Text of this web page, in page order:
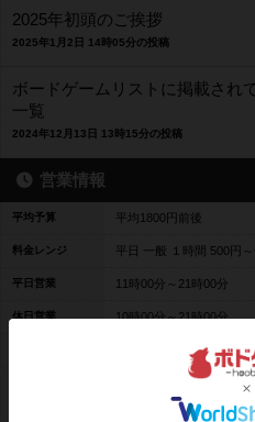
2025年初頭のご挨拶
2025年1月2日 14時05分の投稿
ボードゲームリストに掲載され
一覧
2024年12月13日 13時15分の投稿
営業情報
平均予算 平均1800円前後
料金レンジ 平日 一般 １時間 500円
平日営業 11時00分～21時00分
休日営業 10時00分～21時00分
毎週火曜日、水曜日
不定休や年末年始等のお
でお知らせしています。
https://